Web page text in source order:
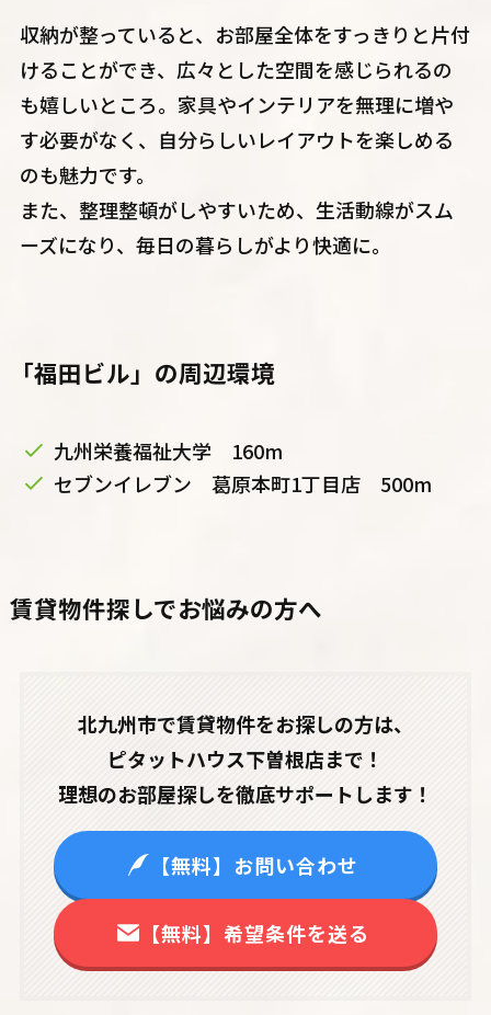
収納が整っていると、お部屋全体をすっきりと片付
けることができ、広々とした空間を感じられるの
も嬉しいところ。家具やインテリアを無理に増や
す必要がなく、自分らしいレイアウトを楽しめる
のも魅力です。
また、整理整頓がしやすいため、生活動線がスム
ーズになり、毎日の暮らしがより快適に。
「福田ビル」の周辺環境
九州栄養福祉大学 160m
セブンイレブン 葛原本町1丁目店 500m
賃貸物件探しでお悩みの方へ
北九州市で賃貸物件をお探しの方は、
ピタットハウス下曽根店まで！
理想のお部屋探しを徹底サポートします！
【無料】お問い合わせ
【無料】希望条件を送る